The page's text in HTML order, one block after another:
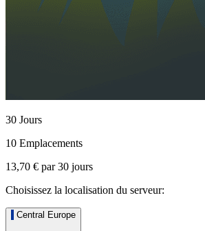
30 Jours
10 Emplacements
13,70 € par30 jours
Choisissez la localisation du serveur:
Central Europe